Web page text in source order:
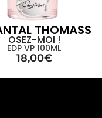
THOMASS
OSEZ-MOI !
EDP VP 100ML
18,00€